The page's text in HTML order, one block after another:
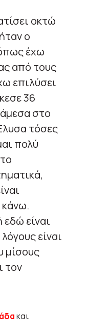
οκτώ
ο
έχω
από τους
επιλύσει
36
στο
τόσες
πολύ
κάνω.
είναι
είναι
μίσους
τον
και